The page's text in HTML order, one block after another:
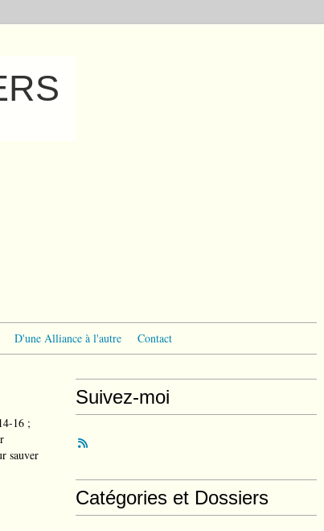
D'une Alliance à l'autre Contact
16 ;
sauver
Suivez-moi
Catégories et Dossiers